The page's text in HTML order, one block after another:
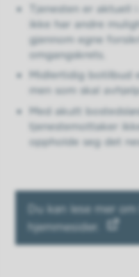
Tjenesten er
ikke har andre
gjennom egne
omgangskrets.
Midlertidig botilbud
men som skal
Med akutt
tjenestemottaker
oppholde seg det
Du kan lese mer
hjemmesider.